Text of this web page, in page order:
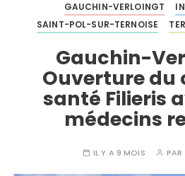
GAUCHIN-VERLOINGT
SAINT-POL-SUR-TERNOISE
Gauchin-
Ouverture du
santé Filieris
médecins
IL Y A 9 MOIS PAR